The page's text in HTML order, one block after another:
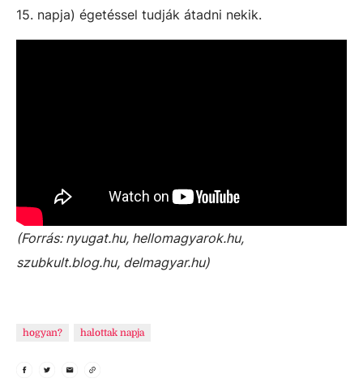
15. napja) égetéssel tudják átadni nekik.
(Forrás: nyugat.hu, hellomagyarok.hu,
szubkult.blog.hu, delmagyar.hu)
hogyan? halottak napja